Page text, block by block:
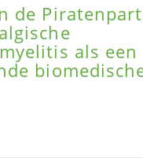
de
als een